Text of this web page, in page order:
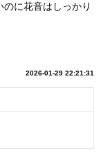
に花音はしっかり
2026-01-29 22:21:31